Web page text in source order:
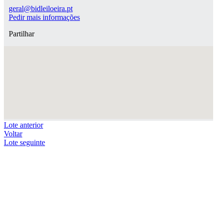
geral@bidleiloeira.pt
Pedir mais informações
Partilhar
Lote anterior
Voltar
Lote seguinte